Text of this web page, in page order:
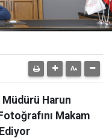
Müdürü Harun
Makam